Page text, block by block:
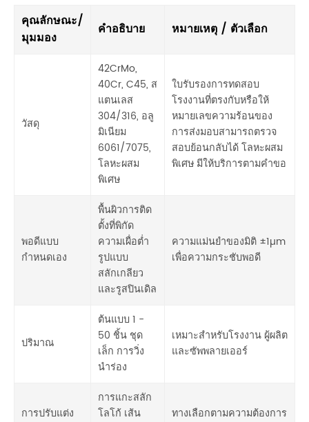
คุณลักษณะ/
มุมมอง
คำอธิบาย หมายเหตุ / ตัวเลือก
วัสดุ
42CrMo,
40Cr, C45, ส
แตนเลส
304/316, อลู
มิเนียม
6061/7075,
โลหะผสม
พิเศษ
ใบรับรองการทดสอบ
โรงงานที่ตรงกับหรือให้
หมายเลขความร้อนของ
การส่งมอบสามารถตรวจ
สอบย้อนกลับได้ โลหะผสม
พิเศษ มีให้บริการตามคำขอ
พอดีแบบ
กำหนดเอง
พื้นผิวการติด
ตั้งที่พิกัด
ความเผื่อต่ำ
รูปแบบ
สลักเกลียว
และรูสปินเดิล
ความแม่นยำของมิติ ±1µm
เพื่อความกระชับพอดี
ปริมาณ
ต้นแบบ 1 -
50 ชิ้น ชุด
เล็ก การวิ่ง
นำร่อง
เหมาะสำหรับโรงงาน ผู้ผลิต
และซัพพลายเออร์
การปรับแต่ง
การแกะสลัก
โลโก้ เส้น
ทางเลือกตามความต้องการ